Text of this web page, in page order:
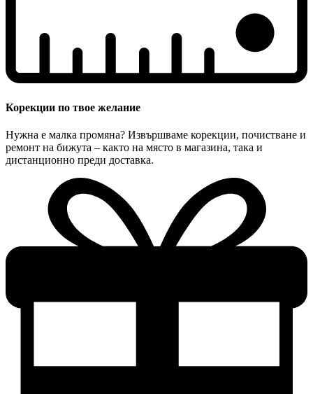
Корекции по твое желание
Нужна е малка промяна? Извършваме корекции, почистване и
ремонт на бижута – както на място в магазина, така и
дистанционно преди доставка.